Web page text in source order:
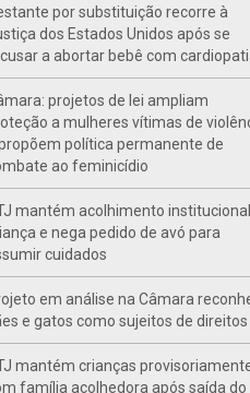
por substituição recorre à
dos Estados Unidos após se
a abortar bebê com
projetos de lei ampliam
a mulheres vítimas de
política permanente de
ao feminicídio
mantém acolhimento
e nega pedido de avó para
cuidados
em análise na Câmara
e gatos como sujeitos de direitos
mantém crianças
família acolhedora após saída do